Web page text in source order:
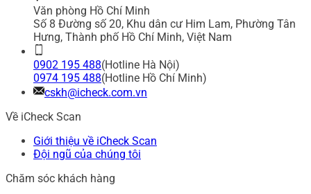
Văn phòng Hồ Chí Minh
Số 8 Đường số 20, Khu dân cư Him Lam, Phường Tân
Hưng, Thành phố Hồ Chí Minh, Việt Nam
0902 195 488(Hotline Hà Nội)
0974 195 488(Hotline Hồ Chí Minh)
cskh@icheck.com.vn
Về iCheck Scan
Giới thiệu về iCheck Scan
Đội ngũ của chúng tôi
Chăm sóc khách hàng